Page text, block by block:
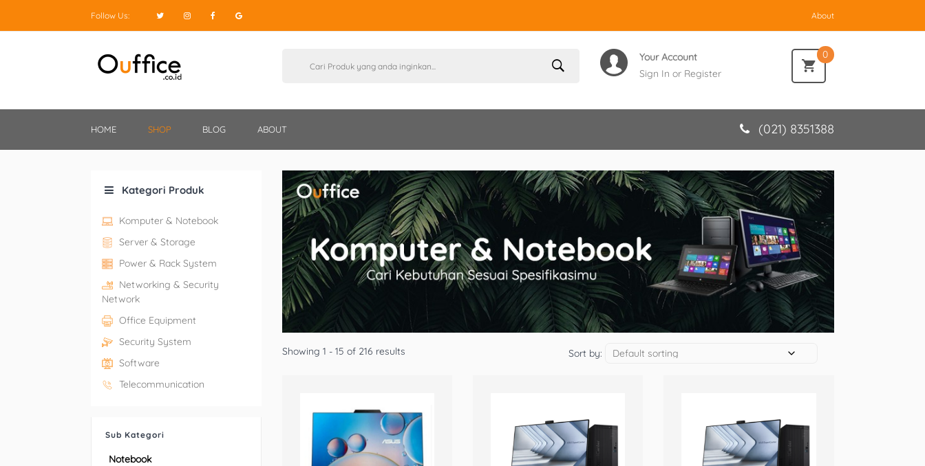
Follow Us: About
Your Account
Sign In or Register
0
HOME SHOP BLOG ABOUT (021) 8351388
Kategori Produk
Komputer & Notebook
Server & Storage
Power & Rack System
Networking & Security
Network
Office Equipment
Security System
Software
Telecommunication
Sub Kategori
Notebook
Showing 1 - 15 of 216 results Sort by: